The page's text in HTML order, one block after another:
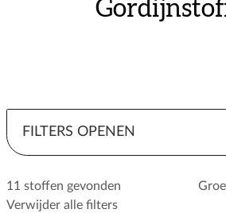
FILTERS OPENEN
11 stoffen gevonden
Verwijder alle filters